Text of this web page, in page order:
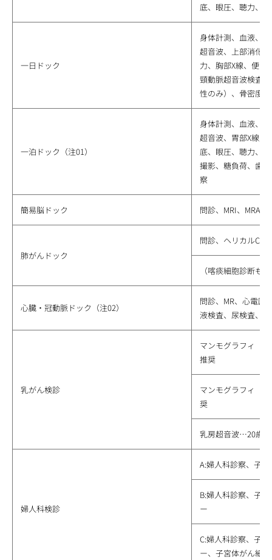
底、眼圧、聴力、
一日ドック
身体計測、血液、
超音波、上部消化
力、胸部X線、便潜
頸動脈超音波検査
性のみ）、骨密度
一泊ドック（注01）
身体計測、血液、
超音波、胃部X線又
底、眼圧、聴力、
撮影、糖負荷、歯
察
簡易脳ドック 問診、MRI、MRA
肺がんドック
問診、ヘリカルCT
（喀痰細胞診断も
心臓・冠動脈ドック（注02）
問診、MR、心電図
液検査、尿検査、
乳がん検診
マンモグラフィ（
推奨
マンモグラフィ（
奨
乳房超音波…20歳
婦人科検診
A:婦人科診察、子
B:婦人科診察、子
ー
C:婦人科診察、子
ー、子宮体がん細